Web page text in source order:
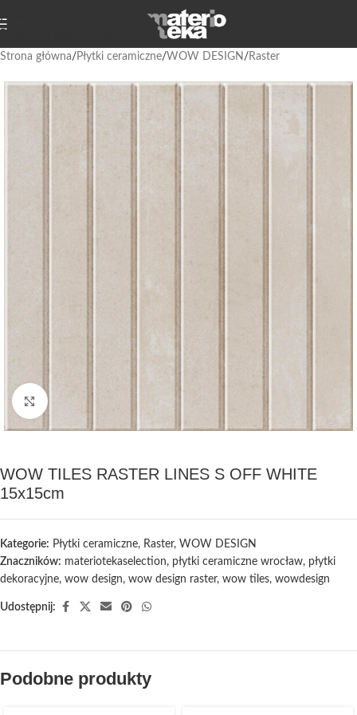
Przejdź do nawigacji
Strona główna/ Płytki ceramiczne/WOW DESIGN / Raster
Kliknij, aby powiększyć
WOW TILES RASTER LINES S OFF WHITE
15x15cm
Kategorie: Płytki ceramiczne, Raster, WOW DESIGN
Znaczników: materiotekaselection, płytki ceramiczne wrocław, płytki
dekoracyjne, wow design, wow design raster, wow tiles, wowdesign
Udostępnij:
Podobne produkty